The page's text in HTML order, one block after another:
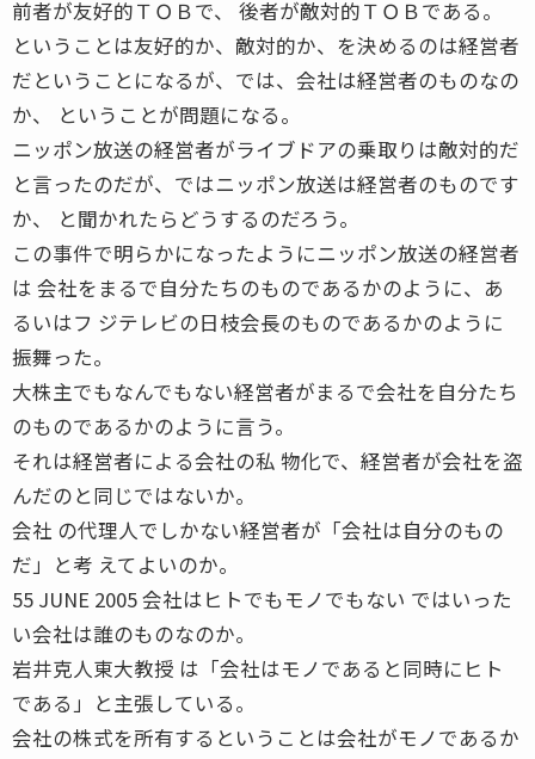
前者が友好的ＴＯＢで、 後者が敵対的ＴＯＢである。
ということは友好的か、敵対的か、を決めるのは経営者
だということになるが、では、会社は経営者のものなの
か、 ということが問題になる。
ニッポン放送の経営者がライブドアの乗取りは敵対的だ
と言ったのだが、ではニッポン放送は経営者のものです
か、 と聞かれたらどうするのだろう。
この事件で明らかになったようにニッポン放送の経営者
は 会社をまるで自分たちのものであるかのように、あ
るいはフ ジテレビの日枝会長のものであるかのように
振舞った。
大株主でもなんでもない経営者がまるで会社を自分たち
のものであるかのように言う。
それは経営者による会社の私 物化で、経営者が会社を盗
んだのと同じではないか。
会社 の代理人でしかない経営者が「会社は自分のもの
だ」と考 えてよいのか。
55 JUNE 2005 会社はヒトでもモノでもない ではいった
い会社は誰のものなのか。
岩井克人東大教授 は「会社はモノであると同時にヒト
である」と主張している。
会社の株式を所有するということは会社がモノであるか